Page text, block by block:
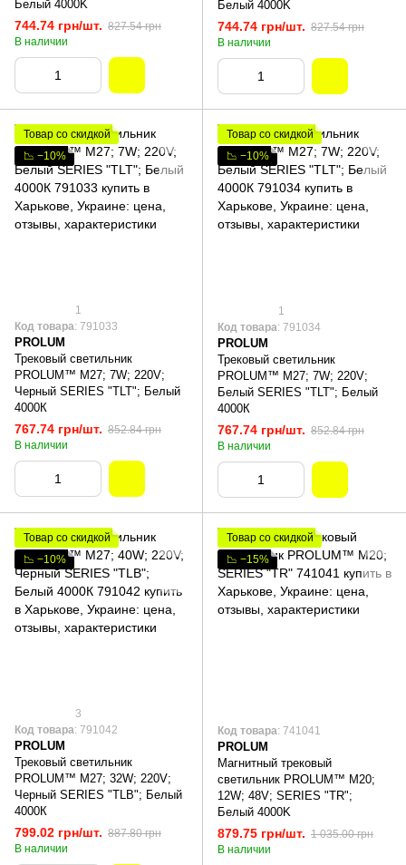
Белый 4000K
744.74 грн/шт. 827.54 грн
В наличии
Белый 4000K
744.74 грн/шт. 827.54 грн
В наличии
Товар со скидкой
📉 −10%
1
Код товара: 791033
PROLUM
Трековый светильник
PROLUM™ M27; 7W; 220V;
Черный SERIES "TLT"; Белый
4000К
767.74 грн/шт. 852.84 грн
В наличии
Товар со скидкой
📉 −10%
1
Код товара: 791034
PROLUM
Трековый светильник
PROLUM™ M27; 7W; 220V;
Белый SERIES "TLT"; Белый
4000К
767.74 грн/шт. 852.84 грн
В наличии
Товар со скидкой
📉 −10%
3
Код товара: 791042
PROLUM
Трековый светильник
PROLUM™ M27; 32W; 220V;
Черный SERIES "TLB"; Белый
4000К
799.02 грн/шт. 887.80 грн
В наличии
Товар со скидкой
📉 −15%
Код товара: 741041
PROLUM
Магнитный трековый
светильник PROLUM™ M20;
12W; 48V; SERIES "TR";
Белый 4000K
879.75 грн/шт. 1 035.00 грн
В наличии